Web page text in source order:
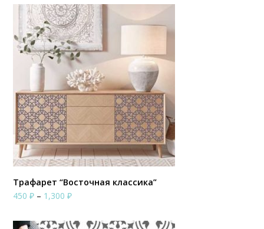
1,200 ₽
–
2,500 ₽
Трафарет “Восточная классика”
450₽ – 1,300₽Диапазон
450 ₽